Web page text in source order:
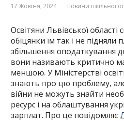
17 Жовтня, 2024 Новини шкільної
Освітяни Львівської
обіцянки їм так і не підняли
збільшення оподаткування
вони називають критично
меншою. У Міністерстві
знають про цю проблему,
війни не можуть знайти
ресурс і на облаштування
зарплат. Про це повідомляє